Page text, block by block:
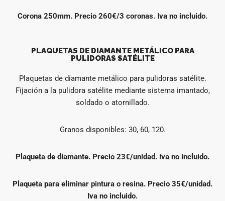
Corona 250mm. Precio 260€/3 coronas. Iva no incluido.
PLAQUETAS DE DIAMANTE METÁLICO PARA
PULIDORAS SATÉLITE
Plaquetas de diamante metálico para pulidoras satélite.
Fijación a la pulidora satélite mediante sistema imantado,
soldado o atornillado.
Granos disponibles: 30, 60, 120.
Plaqueta de diamante. Precio 23€/unidad. Iva no incluido.
Plaqueta para eliminar pintura o resina. Precio 35€/unidad.
Iva no incluido.